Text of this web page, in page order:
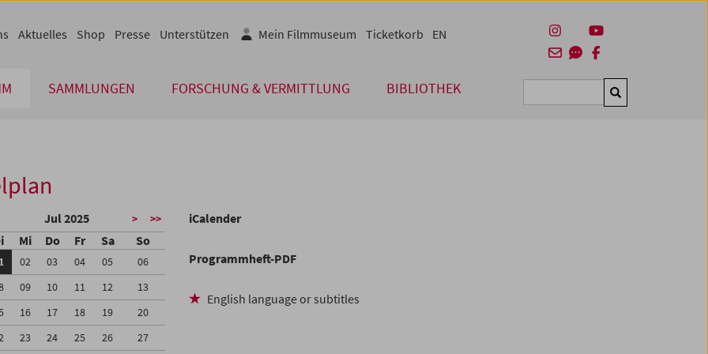
SAMMLUNGEN FORSCHUNG & VERMITTLUNG BIBLIOTHEK Suchen
Aktuelles Shop Presse Unterstützen Mein Filmmuseum Ticketkorb EN
Jul 2025 > >>
Mi Do Fr Sa So
02 03 04 05
06
09 10 11 12
13
16 17 18 19
20
23 24 25 26
27
iCalender
Programmheft-PDF
English language or subtitles